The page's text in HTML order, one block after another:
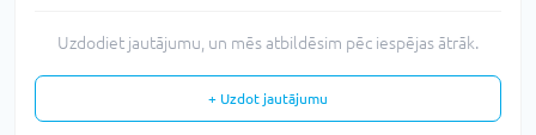
Uzdodiet jautājumu, un mēs atbildēsim pēc iespējas ātrāk.
+ Uzdot jautājumu